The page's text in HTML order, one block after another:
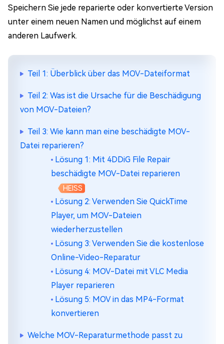
Speichern Sie jede reparierte oder konvertierte Version
unter einem neuen Namen und möglichst auf einem
anderen Laufwerk.
Teil 1: Überblick über das MOV-Dateiformat
Teil 2: Was ist die Ursache für die Beschädigung
von MOV-Dateien?
Teil 3: Wie kann man eine beschädigte MOV-
Datei reparieren?
Lösung 1: Mit 4DDiG File Repair
beschädigte MOV-Datei reparieren
HEISS
Lösung 2: Verwenden Sie QuickTime
Player, um MOV-Dateien
wiederherzustellen
Lösung 3: Verwenden Sie die kostenlose
Online-Video-Reparatur
Lösung 4: MOV-Datei mit VLC Media
Player reparieren
Lösung 5: MOV in das MP4-Format
konvertieren
Welche MOV-Reparaturmethode passt zu